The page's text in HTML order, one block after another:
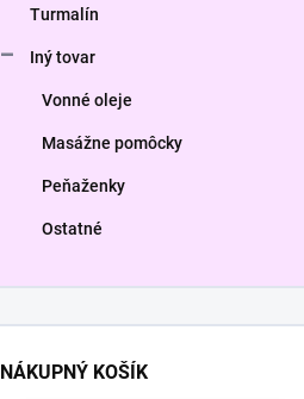
Turmalín
Iný tovar
Vonné oleje
Masážne pomôcky
Peňaženky
Ostatné
NÁKUPNÝ KOŠÍK